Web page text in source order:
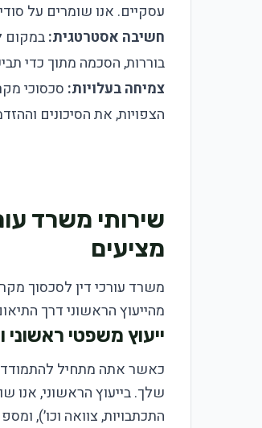
עסקיים. אנו שומרים על
חשיבה אסטרטגית:במקום
בוררות, הסכמה מתוך כדי
צמיחה בעלויות: סכסוכי
הצפויות, את הסיכונים
שירותי משרד
מציעים
משרד עורכי דין לסכסוך
מהייעוץ הראשוני דרך
ייעוץ משפטי
כאשר אתה מתחיל
שלך. בייעוץ הראשוני, אנו
התכתבויות, צוואה וכו׳),